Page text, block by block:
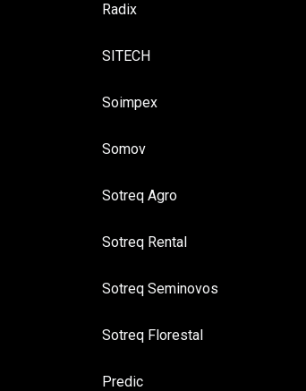
Radix
SITECH
Soimpex
Somov
Sotreq Agro
Sotreq Rental
Sotreq Seminovos
Sotreq Florestal
Predic